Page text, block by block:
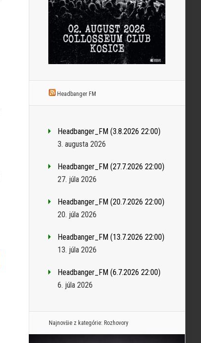
Headbanger FM
Headbanger_FM (3.8.2026 22:00)
3. augusta 2026
Headbanger_FM (27.7.2026 22:00)
27. júla 2026
Headbanger_FM (20.7.2026 22:00)
20. júla 2026
Headbanger_FM (13.7.2026 22:00)
13. júla 2026
Headbanger_FM (6.7.2026 22:00)
6. júla 2026
Najnovšie z kategórie: Rozhovory